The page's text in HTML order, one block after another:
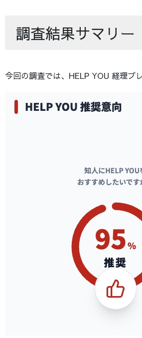
調査結果サマリー
今回の調査では、HELP YOU 経理プ